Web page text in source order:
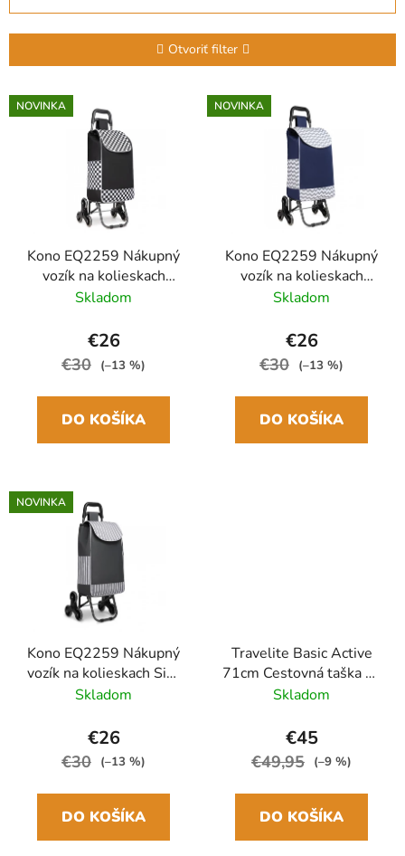
d
n
i
e
Otvoriť filter
V
ýNOVINKA
Kono EQ2259 Nákupný
vozík na kolieskach
Čierna 54cm 31L
Skladom
€26
€30 (–13 %)
DO KOŠÍKA
NOVINKA
Kono EQ2259 Nákupný
vozík na kolieskach
Modrá 54cm 31L
Skladom
€26
€30 (–13 %)
DO KOŠÍKA
NOVINKA
Kono EQ2259 Nákupný
vozík na kolieskach Sivá
54cm 31L
Skladom
€26
€30 (–13 %)
DO KOŠÍKA
Travelite Basic Active
71cm Cestovná taška na
kolieskach Modrá Blue
Skladom
€45
€49,95 (–9 %)
DO KOŠÍKA